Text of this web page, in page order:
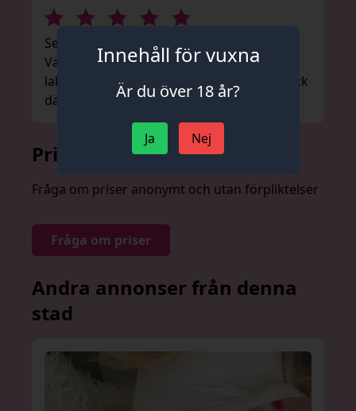
Sexig och sensuell, Fenomenal kropp.
Väldoftande fittor, Rena och väldoftande
lakan. Ännu vackrare i verkligheten. Jag gick
därifrån på skakiga ben.
Prislista
Fråga om priser anonymt och utan förpliktelser
Fråga om priser
Andra annonser från denna
stad
Innehåll för vuxna
Är du över 18 år?
Ja Nej